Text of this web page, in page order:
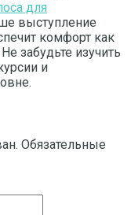
для
выступление
комфорт как
забудьте изучить
и
Обязательные